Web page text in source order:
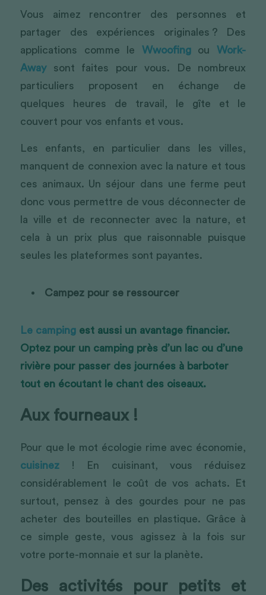
Vous aimez rencontrer des personnes et
partager des expériences originales ? Des
applications comme le Wwoofing ou Work-
Away sont faites pour vous. De nombreux
particuliers proposent en échange de
quelques heures de travail, le gîte et le
couvert pour vos enfants et vous.
Les enfants, en particulier dans les villes,
manquent de connexion avec la nature et tous
ces animaux. Un séjour dans une ferme peut
donc vous permettre de vous déconnecter de
la ville et de reconnecter avec la nature, et
cela à un prix plus que raisonnable puisque
seules les plateformes sont payantes.
Campez pour se ressourcer
Le camping est aussi un avantage financier.
Optez pour un camping près d’un lac ou d’une
rivière pour passer des journées à barboter
tout en écoutant le chant des oiseaux.
Aux fourneaux !
cuisinez ! En cuisinant, vous réduisez
considérablement le coût de vos achats. Et
surtout, pensez à des gourdes pour ne pas
acheter des bouteilles en plastique. Grâce à
ce simple geste, vous agissez à la fois sur
votre porte-monnaie et sur la planète.
Des activités pour petits et